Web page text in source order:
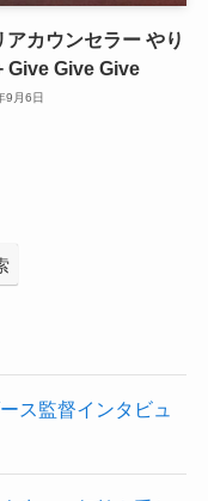
アカウンセラー やり
Give Give Give
9月6日
ス監督インタビュ